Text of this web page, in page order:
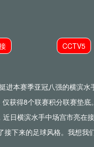
CCTV5
进本赛季亚冠八强的横滨
获得8个联赛积分联赛垫底。
日横滨水手中场宫市亮在
接下来的足球风格。我想